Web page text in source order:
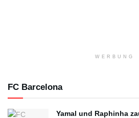
WERBUNG
FC Barcelona
Yamal und Raphinha